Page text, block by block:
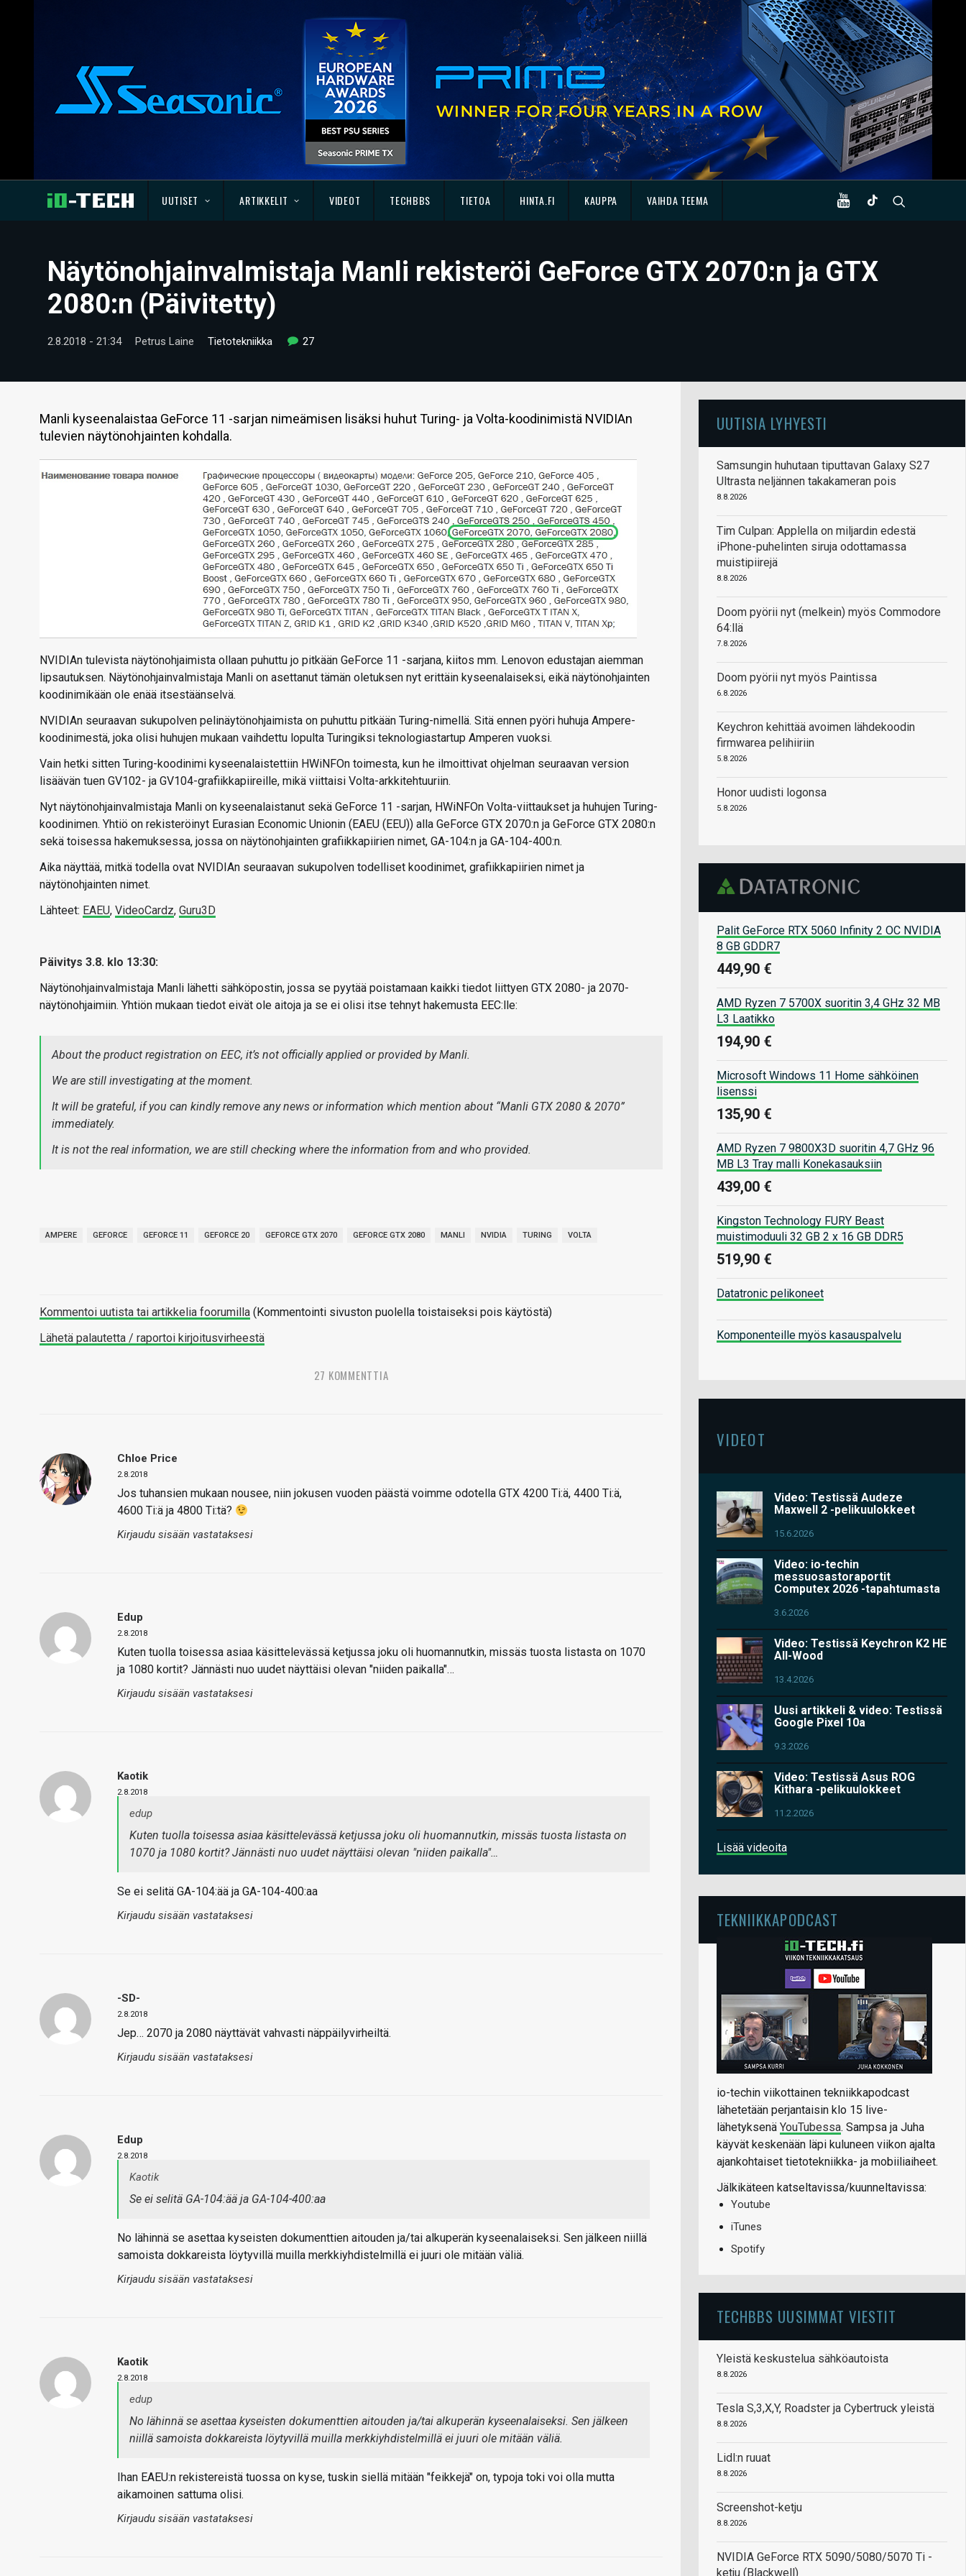
UUTISET ARTIKKELIT VIDEOT TECHBBS TIETOA HINTA.FI KAUPPA VAIHDA TEEMA
Näytönohjainvalmistaja Manli rekisteröi GeForce GTX 2070:n ja GTX
2080:n (Päivitetty)
2.8.2018 - 21:34 Petrus Laine Tietotekniikka 27
Manli kyseenalaistaa GeForce 11 -sarjan nimeämisen lisäksi huhut Turing- ja Volta-koodinimistä NVIDIAn
tulevien näytönohjainten kohdalla.
NVIDIAn tulevista näytönohjaimista ollaan puhuttu jo pitkään GeForce 11 -sarjana, kiitos mm. Lenovon edustajan aiemman
lipsautuksen. Näytönohjainvalmistaja Manli on asettanut tämän oletuksen nyt erittäin kyseenalaiseksi, eikä näytönohjainten
koodinimikään ole enää itsestäänselvä.
NVIDIAn seuraavan sukupolven pelinäytönohjaimista on puhuttu pitkään Turing-nimellä. Sitä ennen pyöri huhuja Ampere-
koodinimestä, joka olisi huhujen mukaan vaihdettu lopulta Turingiksi teknologiastartup Amperen vuoksi.
Vain hetki sitten Turing-koodinimi kyseenalaistettiin HWiNFOn toimesta, kun he ilmoittivat ohjelman seuraavan version
lisäävän tuen GV102- ja GV104-grafiikkapiireille, mikä viittaisi Volta-arkkitehtuuriin.
Nyt näytönohjainvalmistaja Manli on kyseenalaistanut sekä GeForce 11 -sarjan, HWiNFOn Volta-viittaukset ja huhujen Turing-
koodinimen. Yhtiö on rekisteröinyt Eurasian Economic Unionin (EAEU (EEU)) alla GeForce GTX 2070:n ja GeForce GTX 2080:n
sekä toisessa hakemuksessa, jossa on näytönohjainten grafiikkapiirien nimet, GA-104:n ja GA-104-400:n.
Aika näyttää, mitkä todella ovat NVIDIAn seuraavan sukupolven todelliset koodinimet, grafiikkapiirien nimet ja
näytönohjainten nimet.
Lähteet: EAEU, VideoCardz, Guru3D
Päivitys 3.8. klo 13:30:
Näytönohjainvalmistaja Manli lähetti sähköpostin, jossa se pyytää poistamaan kaikki tiedot liittyen GTX 2080- ja 2070-
näytönohjaimiin. Yhtiön mukaan tiedot eivät ole aitoja ja se ei olisi itse tehnyt hakemusta EEC:lle:
About the product registration on EEC, it’s not officially applied or provided by Manli.
We are still investigating at the moment.
It will be grateful, if you can kindly remove any news or information which mention about “Manli GTX 2080 & 2070”
immediately.
It is not the real information, we are still checking where the information from and who provided.
AMPERE GEFORCE GEFORCE 11 GEFORCE 20 GEFORCE GTX 2070 GEFORCE GTX 2080 MANLI NVIDIA TURING VOLTA
Kommentoi uutista tai artikkelia foorumilla (Kommentointi sivuston puolella toistaiseksi pois käytöstä)
Lähetä palautetta / raportoi kirjoitusvirheestä
27 KOMMENTTIA
Chloe Price
2.8.2018
Jos tuhansien mukaan nousee, niin jokusen vuoden päästä voimme odotella GTX 4200 Ti:ä, 4400 Ti:ä,
4600 Ti:ä ja 4800 Ti:tä?
Kirjaudu sisään vastataksesi
Edup
2.8.2018
Kuten tuolla toisessa asiaa käsittelevässä ketjussa joku oli huomannutkin, missäs tuosta listasta on 1070
ja 1080 kortit? Jännästi nuo uudet näyttäisi olevan "niiden paikalla"…
Kirjaudu sisään vastataksesi
Kaotik
2.8.2018
edup
Kuten tuolla toisessa asiaa käsittelevässä ketjussa joku oli huomannutkin, missäs tuosta listasta on
1070 ja 1080 kortit? Jännästi nuo uudet näyttäisi olevan "niiden paikalla"…
Se ei selitä GA-104:ää ja GA-104-400:aa
Kirjaudu sisään vastataksesi
-SD-
2.8.2018
Jep… 2070 ja 2080 näyttävät vahvasti näppäilyvirheiltä.
Kirjaudu sisään vastataksesi
Edup
2.8.2018
Kaotik
Se ei selitä GA-104:ää ja GA-104-400:aa
No lähinnä se asettaa kyseisten dokumenttien aitouden ja/tai alkuperän kyseenalaiseksi. Sen jälkeen niillä
samoista dokkareista löytyvillä muilla merkkiyhdistelmillä ei juuri ole mitään väliä.
Kirjaudu sisään vastataksesi
Kaotik
2.8.2018
edup
No lähinnä se asettaa kyseisten dokumenttien aitouden ja/tai alkuperän kyseenalaiseksi. Sen jälkeen
niillä samoista dokkareista löytyvillä muilla merkkiyhdistelmillä ei juuri ole mitään väliä.
Ihan EAEU:n rekistereistä tuossa on kyse, tuskin siellä mitään "feikkejä" on, typoja toki voi olla mutta
aikamoinen sattuma olisi.
Kirjaudu sisään vastataksesi
UUTISIA LYHYESTI
Samsungin huhutaan tiputtavan Galaxy S27
Ultrasta neljännen takakameran pois
8.8.2026
Tim Culpan: Applella on miljardin edestä
iPhone-puhelinten siruja odottamassa
muistipiirejä
8.8.2026
Doom pyörii nyt (melkein) myös Commodore
64:llä
7.8.2026
Doom pyörii nyt myös Paintissa
6.8.2026
Keychron kehittää avoimen lähdekoodin
firmwarea pelihiiriin
5.8.2026
Honor uudisti logonsa
5.8.2026
Palit GeForce RTX 5060 Infinity 2 OC NVIDIA
8 GB GDDR7
449,90 €
AMD Ryzen 7 5700X suoritin 3,4 GHz 32 MB
L3 Laatikko
194,90 €
Microsoft Windows 11 Home sähköinen
lisenssi
135,90 €
AMD Ryzen 7 9800X3D suoritin 4,7 GHz 96
MB L3 Tray malli Konekasauksiin
439,00 €
Kingston Technology FURY Beast
muistimoduuli 32 GB 2 x 16 GB DDR5
519,90 €
Datatronic pelikoneet
Komponenteille myös kasauspalvelu
VIDEOT
Video: Testissä Audeze
Maxwell 2 -pelikuulokkeet
15.6.2026
Video: io-techin
messuosastoraportit
Computex 2026 -tapahtumasta
3.6.2026
Video: Testissä Keychron K2 HE
All-Wood
13.4.2026
Uusi artikkeli & video: Testissä
Google Pixel 10a
9.3.2026
Video: Testissä Asus ROG
Kithara -pelikuulokkeet
11.2.2026
Lisää videoita
TEKNIIKKAPODCAST
io-techin viikottainen tekniikkapodcast
lähetetään perjantaisin klo 15 live-
lähetyksenä YouTubessa. Sampsa ja Juha
käyvät keskenään läpi kuluneen viikon ajalta
ajankohtaiset tietotekniikka- ja mobiiliaiheet.
Jälkikäteen katseltavissa/kuunneltavissa:
Youtube
iTunes
Spotify
TECHBBS UUSIMMAT VIESTIT
Yleistä keskustelua sähköautoista
8.8.2026
Tesla S,3,X,Y, Roadster ja Cybertruck yleistä
8.8.2026
Lidl:n ruuat
8.8.2026
Screenshot-ketju
8.8.2026
NVIDIA GeForce RTX 5090/5080/5070 Ti -
ketju (Blackwell)